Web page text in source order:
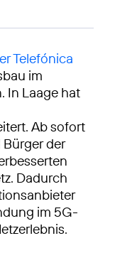
Telefónica
im
In Laage hat
Ab sofort
der
Dadurch
im 5G-